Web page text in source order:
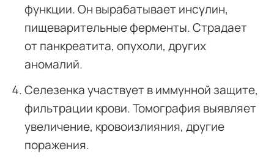
функции. Он вырабатывает инсулин,
пищеварительные ферменты. Страдает
от панкреатита, опухоли, других
аномалий.
Селезенка участвует в иммунной защите,
фильтрации крови. Томография выявляет
увеличение, кровоизлияния, другие
поражения.